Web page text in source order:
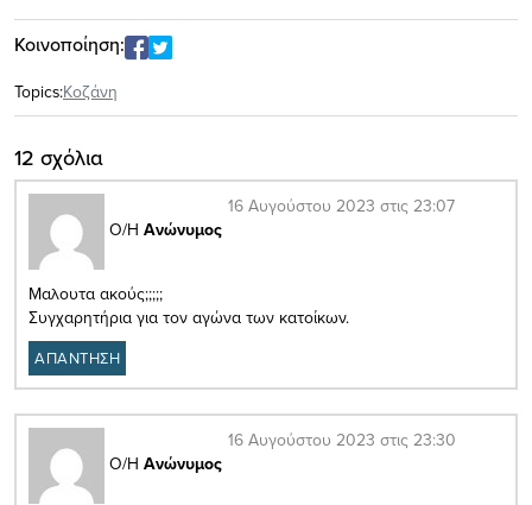
Κοινοποίηση:
Topics:Κοζάνη
12 σχόλια
Ο/Η Ανώνυμος
16 Αυγούστου 2023 στις 23:07
Μαλουτα ακούς;;;;;
Συγχαρητήρια για τον αγώνα των κατοίκων.
ΑΠΑΝΤΗΣΗ
Ο/Η Ανώνυμος
16 Αυγούστου 2023 στις 23:30